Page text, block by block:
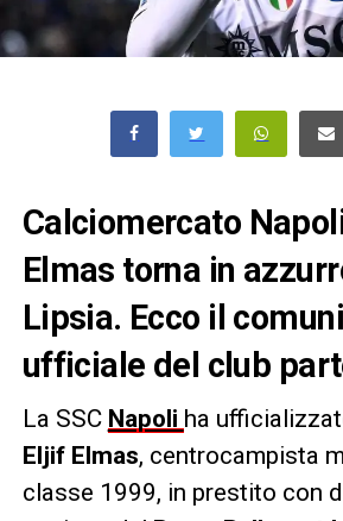
Calciomercato
Elmas torna in
Lipsia. Ecco il
ufficiale del club
La SSC Napoli ha
Eljif Elmas, centrocampista
classe 1999, in prestito con